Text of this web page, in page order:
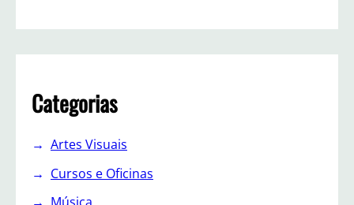
Categorias
Artes Visuais
Cursos e Oficinas